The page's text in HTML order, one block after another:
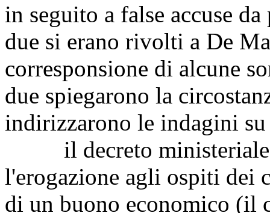
in seguito a false accuse
due si erano rivolti a De
corresponsione di alcune
due spiegarono la
indirizzarono le indagini
il decreto ministeriale
l'erogazione agli ospiti dei
di un buono economico (il